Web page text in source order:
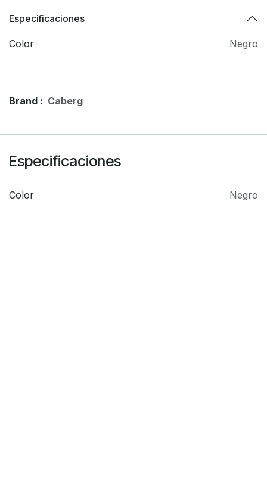
Especificaciones
Color Negro
Brand : Caberg
Especificaciones
Color Negro